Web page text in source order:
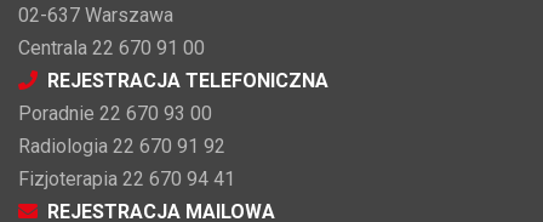
02-637 Warszawa
Centrala 22 670 91 00
REJESTRACJA TELEFONICZNA
Poradnie 22 670 93 00
Radiologia 22 670 91 92
Fizjoterapia 22 670 94 41
REJESTRACJA MAILOWA